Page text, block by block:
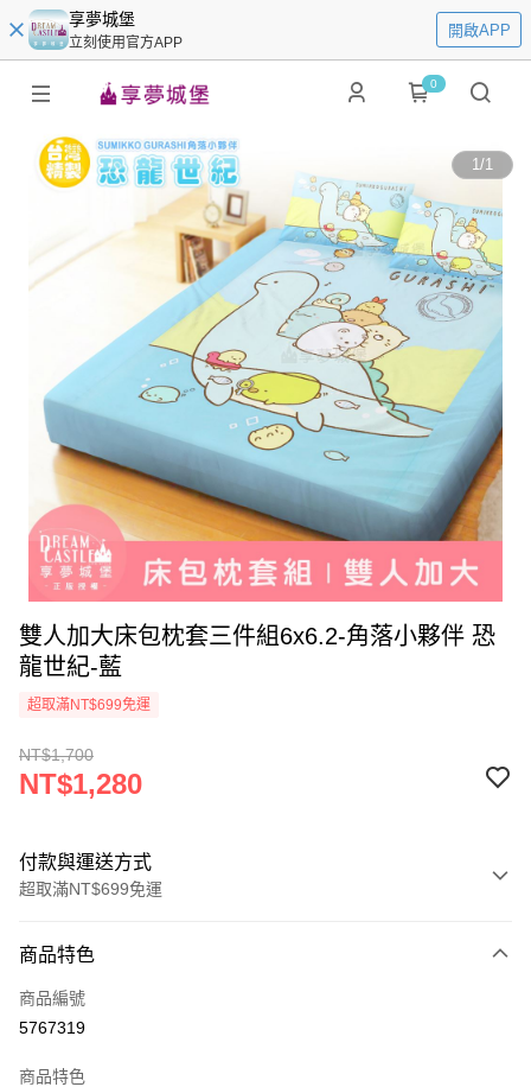
享夢城堡
立刻使用官方APP
開啟APP
0
1/1
雙人加大床包枕套三件組6x6.2-角落小夥伴 恐
龍世紀-藍
超取滿NT$699免運
NT$1,700
NT$1,280
付款與運送方式
超取滿NT$699免運
信用卡一次付款
超商取貨付款
商品特色
商品編號
5767319
商品特色